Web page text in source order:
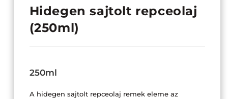
Hidegen sajtolt repceolaj
(250ml)
250ml
A hidegen sajtolt repceolaj remek eleme az